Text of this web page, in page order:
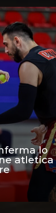
lo
atletica